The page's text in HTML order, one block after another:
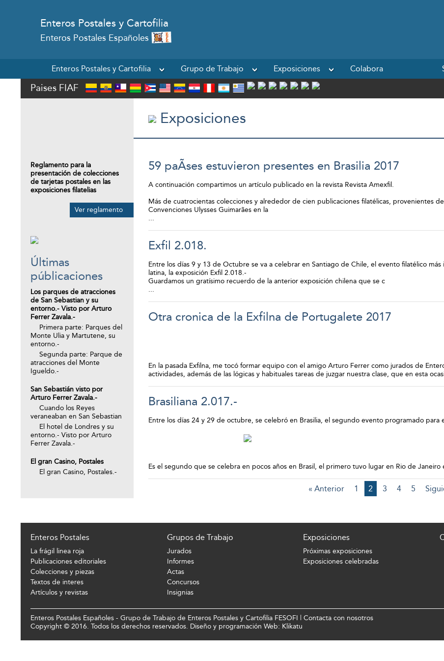
Enteros Postales y Cartofilia
Enteros Postales Españoles
Enteros Postales y Cartofilia Grupo de Trabajo Exposiciones Colabora
Paises FIAF
Reglamento para la
presentación de colecciones
de tarjetas postales en las
exposiciones filatelias
Ver reglamento
Últimas
públicaciones
Los parques de atracciones
de San Sebastian y su
entorno.- Visto por Arturo
Ferrer Zavala.-
Primera parte: Parques del
Monte Ulia y Martutene, su
entorno.-
Segunda parte: Parque de
atracciones del Monte
Igueldo.-
San Sebastián visto por
Arturo Ferrer Zavala.-
Cuando los Reyes
veraneaban en San Sebastian
El hotel de Londres y su
entorno.- Visto por Arturo
Ferrer Zavala.-
El gran Casino, Postales
El gran Casino, Postales.-
Exposiciones
59 paÃ­ses estuvieron presentes en Brasilia 2017
A continuación compartimos un artículo publicado en la revista Revista Amexfil.
Más de cuatrocientas colecciones y alrededor de cien publicaciones filatélicas, provenientes
Convenciones Ulysses Guimarães en la
...
Exfil 2.018.
Entre los días 9 y 13 de Octubre se va a celebrar en Santiago de Chile, el evento filatélico
latina, la exposición Exfil 2.018.-
Guardamos un gratísimo recuerdo de la anterior exposición chilena que se c
...
Otra cronica de la Exfilna de Portugalete 2017
En la pasada Exfilna, me tocó formar equipo con el amigo Arturo Ferrer como jurados de
actividades, además de las lógicas y habituales tareas de juzgar nuestra clase, que en esta
Brasiliana 2.017.-
Entre los días 24 y 29 de octubre, se celebró en Brasilia, el segundo evento programado para
Es el segundo que se celebra en pocos años en Brasil, el primero tuvo lugar en Rio de
« Anterior 1 2 3 4 5
Enteros Postales
La frágil linea roja
Publicaciones editoriales
Colecciones y piezas
Textos de interes
Artículos y revistas
Grupos de Trabajo
Jurados
Informes
Actas
Concursos
Insignias
Exposiciones
Próximas exposiciones
Exposiciones celebradas
Enteros Postales Españoles - Grupo de Trabajo de Enteros Postales y Cartofilia FESOFI | Contacta con nosotros
Copyright © 2016. Todos los derechos reservados. Diseño y programación Web: Klikatu